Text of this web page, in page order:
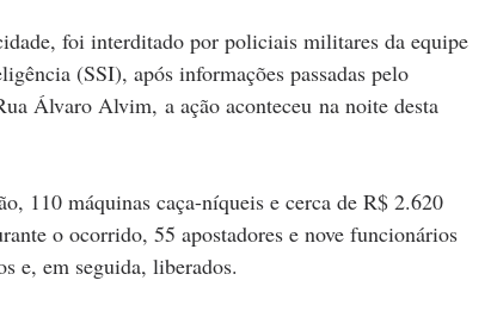
foi interditado por policiais militares da equipe
(SSI), após informações passadas pelo
Álvaro Alvim, a ação aconteceu na noite desta
110 máquinas caça-níqueis e cerca de R$ 2.620
o ocorrido, 55 apostadores e nove funcionários
e, em seguida, liberados.